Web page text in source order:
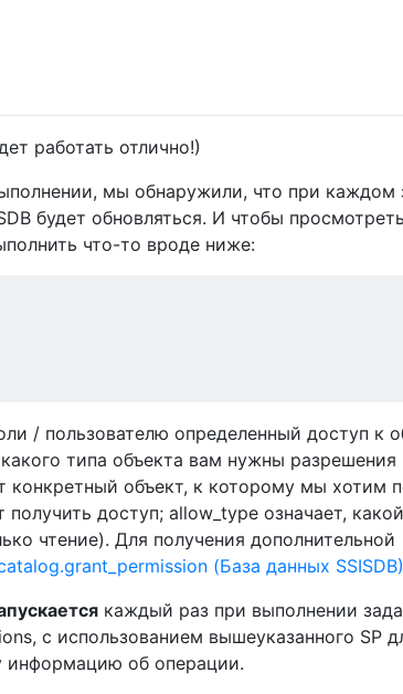
работать отлично!)
мы обнаружили, что при каждом
будет обновляться. И чтобы
что-то вроде ниже:
/ пользователю определенный доступ к
типа объекта вам нужны разрешения
конкретный объект, к которому мы хотим
доступ; allow_type означает,
чтение). Для получения дополнительной
(База данных SSISDB)
каждый раз при выполнении
с использованием вышеуказанного SP
информацию об операции.